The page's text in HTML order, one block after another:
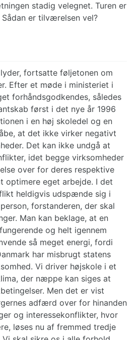
stadig velegnet. Turen er
er tilværelsen vel?
fortsatte føljetonen om
Efter et møde i ministeriet i
forhåndsgodkendes, således
først i det nye år 1996
i en høj skoledel og en
at det ikke virker negativt
Det kan ikke undgå at
idet begge virksomheder
over for deres respektive
optimere eget arbejde. I det
heldigvis udspænde sig i
forstanderen, der skal
Man kan beklage, at en
og helt igennem
så meget energi, fordi
har misbrugt statens
Vi driver højskole i et
der næppe kan siges at
Men det er vist
adfærd over for hinanden
og interessekonflikter, hvor
løses nu af fremmed tredje